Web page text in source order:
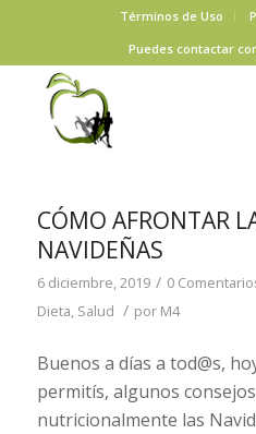
Términos de Uso
Puedes contactar
CÓMO AFRONTAR
NAVIDEÑAS
6 diciembre, 2019 / 0
Dieta, Salud / por M4
Buenos a días a tod@s,
permitís, algunos
nutricionalmente las